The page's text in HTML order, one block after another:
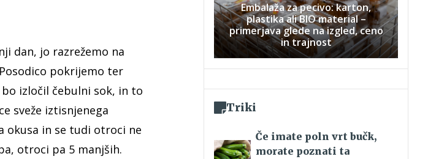
dan, jo razrežemo na
pokrijemo ter
izločil čebulni sok, in to
sveže iztisnjenega
okusa in se tudi otroci ne
otroci pa 5 manjših.
Embalaža za pecivo: karton,
plastika ali BIO material –
primerjava glede na izgled, ceno
in trajnost
Triki
Če imate poln vrt bučk,
morate poznati ta